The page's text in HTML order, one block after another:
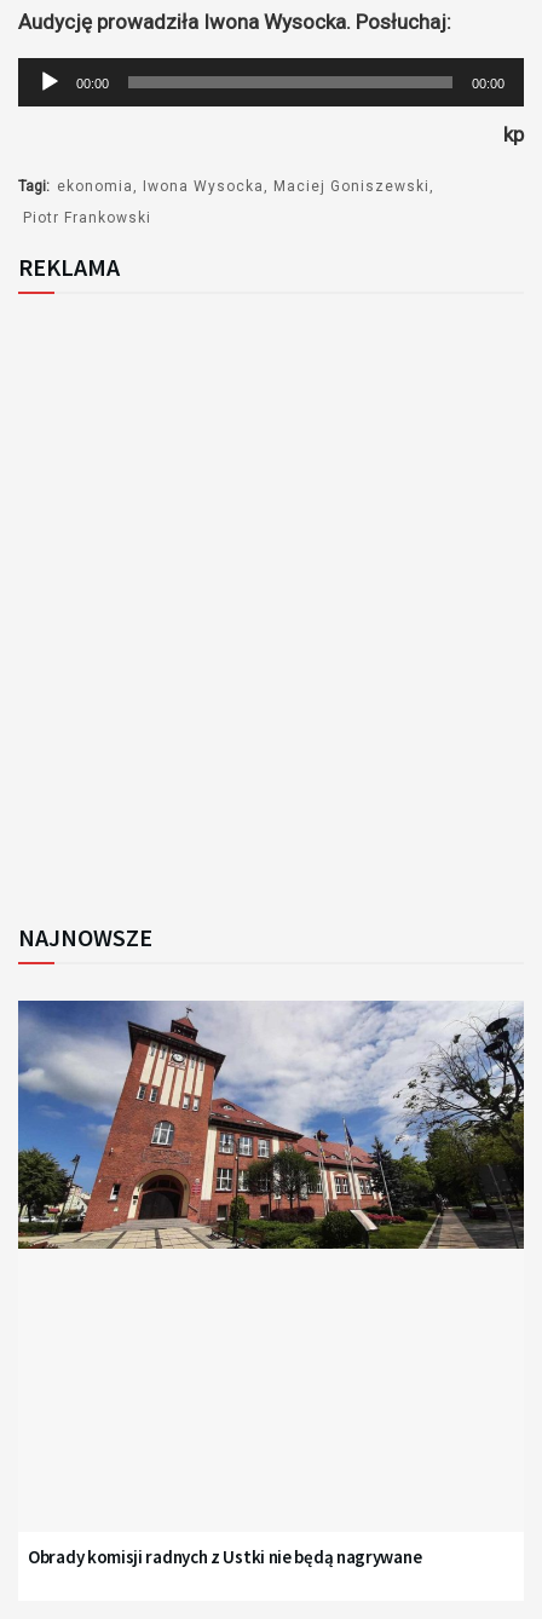
Audycję prowadziła Iwona Wysocka. Posłuchaj:
Odtwarzacz
plików
00:00 00:00
kp
Tagi: ekonomia Iwona Wysocka
Maciej Goniszewski
Piotr Frankowski
REKLAMA
NAJNOWSZE
Obrady komisji radnych z Ustki nie będą nagrywane